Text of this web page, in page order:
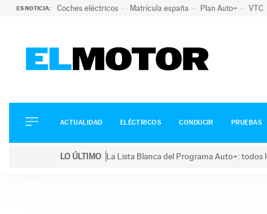
ES NOTICIA: Coches eléctricos Matrícula españa Plan Auto+ VTC
ELÉCTRICOS
CONDUCIR
ACTUALIDAD ELÉCTRICOS CONDUCIR PRUEBAS
LO ÚLTIMO La Lista Blanca del Programa Auto+: todos